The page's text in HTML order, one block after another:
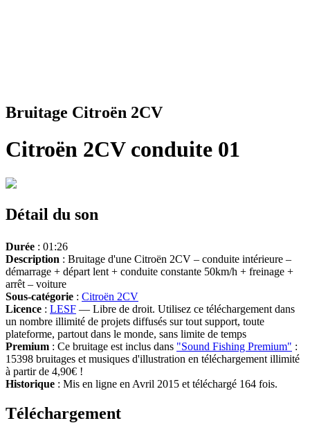
Bruitage Citroën 2CV
Citroën 2CV conduite 01
Détail du son
Durée : 01:26
Description : Bruitage d'une Citroën 2CV – conduite intérieure –
démarrage + départ lent + conduite constante 50km/h + freinage +
arrêt – voiture
Sous-catégorie : Citroën 2CV
Licence : LESF — Libre de droit. Utilisez ce téléchargement dans
un nombre illimité de projets diffusés sur tout support, toute
plateforme, partout dans le monde, sans limite de temps
Premium : Ce bruitage est inclus dans "Sound Fishing Premium" :
15398 bruitages et musiques d'illustration en téléchargement illimité
à partir de 4,90€ !
Historique : Mis en ligne en Avril 2015 et téléchargé 164 fois.
Téléchargement